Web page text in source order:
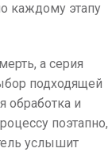
каждому этапу
а серия
подходящей
обработка и
поэтапно,
услышит